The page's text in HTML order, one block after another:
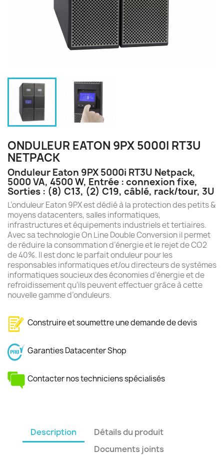
ONDULEUR EATON 9PX 5000I RT3U
NETPACK
Onduleur Eaton 9PX 5000i RT3U Netpack,
5000 VA, 4500 W, Entrée : connexion fixe,
Sorties : (8) C13, (2) C19, câblé, rack/tour, 3U
L’onduleur Eaton 9PX est dédié à la protection des petits &
moyens datacenters, salles informatiques,
infrastructures et équipements industriels et tertiaires.
Avec sa technologie On Line Double Conversion il permet
de réduire la consommation d’énergie et le rejet de CO2
de 40%. Il est donc le parfait onduleur pour les
responsables informatiques et/ou directeurs de systèmes
informatiques soucieux des économies d’énergie et de
refroidissement qu’ils peuvent effectuer grâce à cette
nouvelle gamme d’onduleurs.
Construire et soumettre une demande de devis
Garanties Datacenter Shop
Contacter nos techniciens spécialisés
Description
Détails du produit
Documents joints